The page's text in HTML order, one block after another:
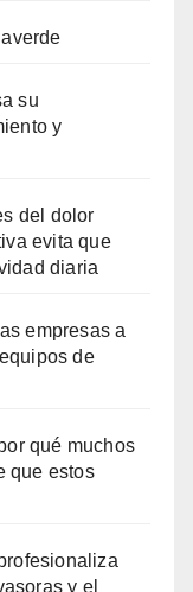
su
y
del dolor
evita que
diaria
empresas a
de
qué muchos
que estos
y el